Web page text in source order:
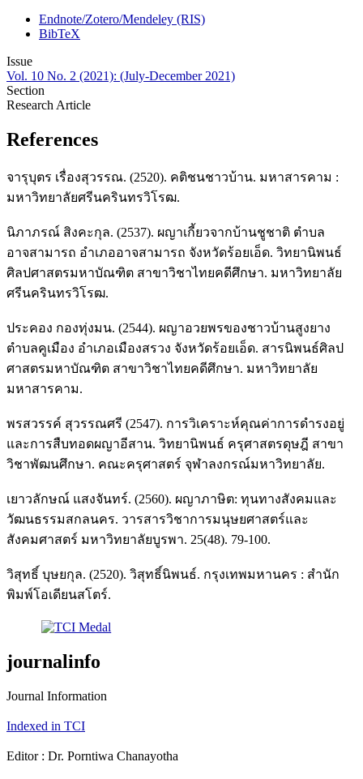
Endnote/Zotero/Mendeley (RIS)
BibTeX
Issue
Vol. 10 No. 2 (2021): (July-December 2021)
Section
Research Article
References
จารุบุตร เรื่องสุวรรณ. (2520). คติชนชาวบ้าน. มหาสารคาม :
มหาวิทยาลัยศรีนครินทรวิโรฒ.
นิภาภรณ์ สิงคะกุล. (2537). ผญาเกี้ยวจากบ้านชูชาติ ตำบล
อาจสามารถ อำเภออาจสามารถ จังหวัดร้อยเอ็ด. วิทยานิพนธ์
ศิลปศาสตรมหาบัณฑิต สาขาวิชาไทยคดีศึกษา. มหาวิทยาลัย
ศรีนครินทรวิโรฒ.
ประคอง กองทุ่งมน. (2544). ผญาอวยพรของชาวบ้านสูงยาง
ตำบลคูเมือง อำเภอเมืองสรวง จังหวัดร้อยเอ็ด. สารนิพนธ์ศิลป
ศาสตรมหาบัณฑิต สาขาวิชาไทยคดีศึกษา. มหาวิทยาลัย
มหาสารคาม.
พรสวรรค์ สุวรรณศรี (2547). การวิเคราะห์คุณค่าการดำรงอยู่
และการสืบทอดผญาอีสาน. วิทยานิพนธ์ ครุศาสตรดุษฎี สาขา
วิชาพัฒนศึกษา. คณะครุศาสตร์ จุฬาลงกรณ์มหาวิทยาลัย.
เยาวลักษณ์ แสงจันทร์. (2560). ผญาภาษิต: ทุนทางสังคมและ
วัฒนธรรมสกลนคร. วารสารวิชาการมนุษยศาสตร์และ
สังคมศาสตร์ มหาวิทยาลัยบูรพา. 25(48). 79-100.
วิสุทธิ์ บุษยกุล. (2520). วิสุทธิ์นิพนธ์. กรุงเทพมหานคร : สำนัก
พิมพ์โอเดียนสโตร์.
journalinfo
Journal Information
Indexed in TCI
Editor : Dr. Porntiwa Chanayotha